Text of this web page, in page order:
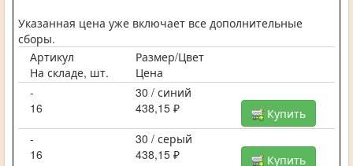
Указанная цена уже включает все дополнительные
сборы.
Артикул
Размер/Цвет
На складе, шт.
Цена
-
30 / синий
16
438,15 ₽
Купить
-
30 / серый
16
438,15 ₽
Купить